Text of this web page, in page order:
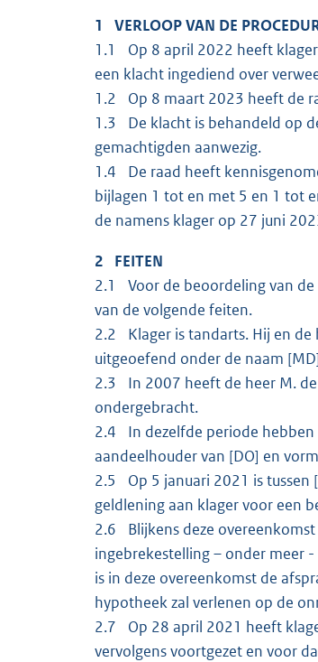
1 VERLOOP VAN DE
1.1 Op 8 april 2022 heeft
een klacht ingediend over
1.2 Op 8 maart 2023 heeft de
1.3 De klacht is behandeld op
gemachtigden aanwezig.
1.4 De raad heeft
bijlagen 1 tot en met 5 en 1 tot
de namens klager op 27 juni
2 FEITEN
2.1 Voor de beoordeling van de
van de volgende feiten.
2.2 Klager is tandarts. Hij en
uitgeoefend onder de naam
2.3 In 2007 heeft de heer M. de
ondergebracht.
2.4 In dezelfde periode hebben
aandeelhouder van [DO] en
2.5 Op 5 januari 2021 is tussen
geldlening aan klager voor een
2.6 Blijkens deze
ingebrekestelling – onder meer
is in deze overeenkomst de
hypotheek zal verlenen op de
2.7 Op 28 april 2021 heeft
vervolgens voortgezet en voor